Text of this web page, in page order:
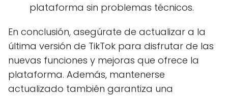
plataforma sin problemas técnicos.
En conclusión, asegúrate de actualizar a la
última versión de TikTok para disfrutar de las
nuevas funciones y mejoras que ofrece la
plataforma. Además, mantenerse
actualizado también garantiza una